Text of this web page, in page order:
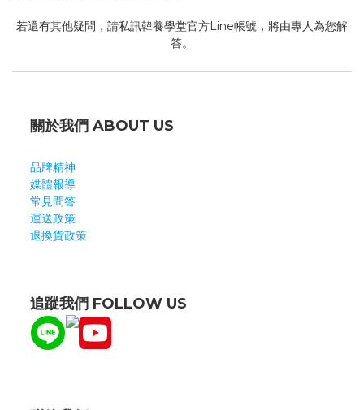
若還有其他疑問，請私訊韓養學堂官方Line帳號，將由專人為您解
答。
關於我們 ABOUT US
品牌精神
媒體報導
常見問答
運送政策
退換貨政策
追蹤我們 FOLLOW US